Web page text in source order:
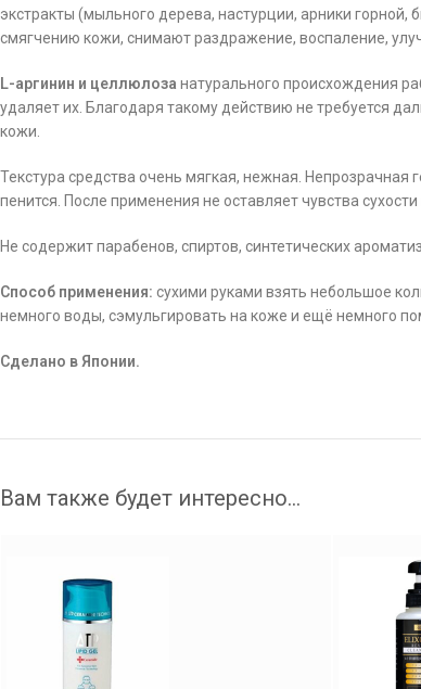
экстракты (мыльного дерева, настурции, арники
смягчению кожи, снимают раздражение, воспаление,
L-аргинин и целлюлоза натурального происхождения
удаляет их. Благодаря такому действию не требуется
кожи.
Текстура средства очень мягкая, нежная.
пенится. После применения не оставляет чувства
Не содержит парабенов, спиртов, синтетических
Способ применения: сухими руками взять небольшое
немного воды, сэмульгировать на коже и ещё немного
Сделано в Японии.
Вам также будет интересно…